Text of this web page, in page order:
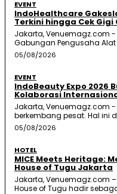
EVENT
IndoHealthcare
Terkini hingga Cek Gigi
Jakarta, Venuemagz.com -
Gabungan Pengusaha
05/08/2026
EVENT
IndoBeauty Expo 2026
Kolaborasi
Jakarta, Venuemagz.com
berkembang pesat. Hal ini
05/08/2026
HOTEL
MICE Meets Heritage:
House of Tugu Jakarta
Jakarta, Venuemagz.com
House of Tugu hadir